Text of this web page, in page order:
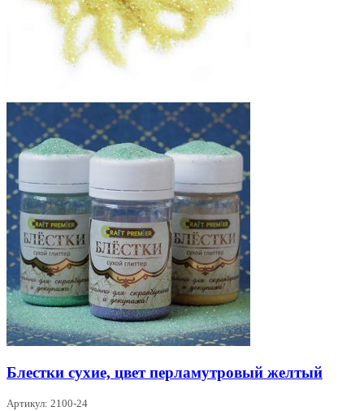
Блестки сухие, цвет перламутровый желтый
Артикул: 2100-24